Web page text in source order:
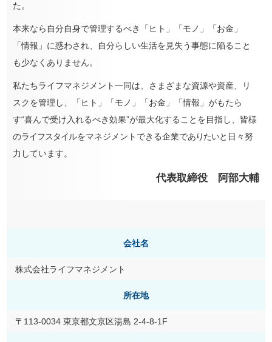
た。
本来なら自分自身で管理するべき「ヒト」「モノ」「お金」
「情報」に惑わされ、自分らしい生活を見失う事態に陥ること
も少なくありません。
私たちライフマネジメント一同は、さまざまな資源や資産、リ
スクを管理し、「ヒト」「モノ」「お金」「情報」がもたら
す“喜んで受け入れるべき効果”が最大化することを目指し、皆様
のライフスタイルをマネジメントできる企業でありたいと日々努
力しています。
代表取締役 阿部大輔
会社名
株式会社ライフマネジメント
所在地
〒113-0034 東京都文京区湯島 2-4-8-1F